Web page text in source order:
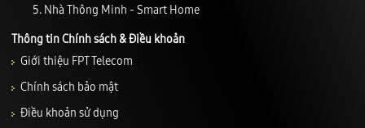
Nhà Thông Minh - Smart Home
Thông tin Chính sách & Điều khoản
Giới thiệu FPT Telecom
Chính sách bảo mật
Điều khoản sử dụng